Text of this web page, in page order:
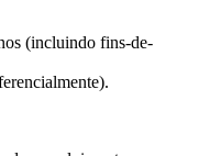
(incluindo fins-de-